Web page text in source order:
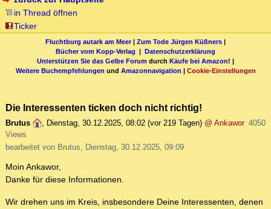
in Thread öffnen
Ticker
Fluchtburg autark am Meer| Zum Tode Jürgen Küßners |
Bücher vom Kopp-Verlag | Datenschutzerklärung
Unterstützen Sie das Gelbe Forum durch Käufe bei Amazon! |
Weitere Buchempfehlungen und Amazonnavigation | Cookie-Einstellungen
Die Interessenten ticken doch nicht richtig!
Brutus , Dienstag, 30.12.2025, 08:02 (vor 219 Tagen) @ Ankawor 4050
Views
bearbeitet von Brutus, Dienstag, 30.12.2025, 09:09
Moin Ankawor,
Danke für diese Informationen.
Wir drehen uns im Kreis, insbesondere Deine Interessenten, denen